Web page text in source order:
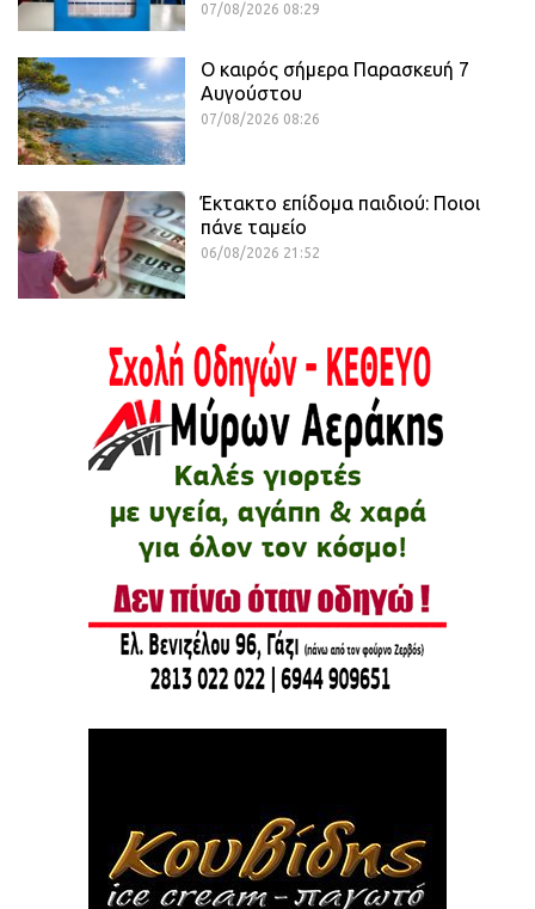
07/08/2026 08:29
Ο καιρός σήμερα Παρασκευή 7
Αυγούστου
07/08/2026 08:26
Έκτακτο επίδομα παιδιού: Ποιοι
πάνε ταμείο
06/08/2026 21:52